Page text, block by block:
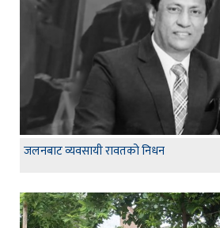
जलनबाट व्यवसायी रावतको निधन